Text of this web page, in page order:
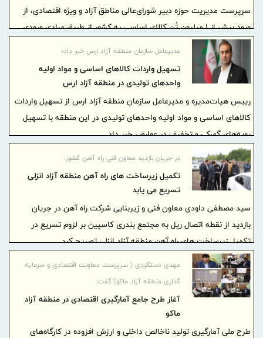
سرپرست مدیریت حوزه دبیر شورای‌عالی مناطق آزاد و ویژه اقتصادی، از
ورود بیش از 1 میلیون تُن کالای اساسی به کشور از طریق مبادی ورودی
مدیرعامل سازمان منطقه آزاد ارس خبر داد؛
تسهیل واردات کالاهای اساسی و مواد اولیه
واحدهای تولیدی در منطقه آزاد ارس
رییس هیات‌مدیره و مدیرعامل سازمان منطقه آزاد ارس از تسهیل واردات
کالاهای اساسی و مواد اولیه واحدهای تولیدی در این منطقه با تسهیل
رویه‌های گمرکی و تخفیف در عوارض خبر داد.
در جریان بازدید معاون فنی راه آهن کشور:
تكمیل زیرساخت های راه آهن منطقه آزاد انزلی
تسریع می یابد
سید مصطفی داودی معاون فنی و زیربنایی شرکت راه آهن در جریان
بازدید از نقطه اتصال ریل به مجتمع بندری کاسپین بر لزوم تسریع در
تکمیل زیرساخت های راه آهن منطقه آزاد انزلی تصریح کرد.
مهدی دستگردی ( سرپرست معاونت اقتصادی و سرمایه
گذاری منطقه آزاد ماکو) گفت:
آغاز طرح جامع آمارگیری اقتصادی در منطقه آزاد
ماکو
طرح ملی آمارگیری تولید ناخالص داخلی و ارزش افزوده در کارگاه‌های